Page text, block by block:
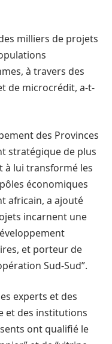
milliers de projets
à travers des
de microcrédit, a-t-
des Provinces
stratégique de plus
à lui transformé les
économiques
africain, a ajouté
incarnent une
et porteur de
Sud-Sud”.
experts et des
et des institutions
ont qualifié le